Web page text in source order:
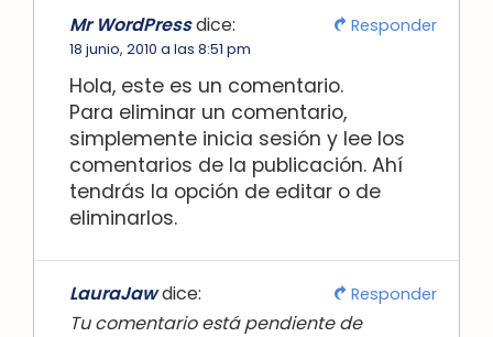
Mr WordPressdice:
18 junio, 2010 a las 8:51 pm
Hola, este es un comentario.
Para eliminar un comentario,
simplemente inicia sesión y lee los
comentarios de la publicación. Ahí
tendrás la opción de editar o de
eliminarlos.
Responder
LauraJawdice:
Tu comentario está pendiente de
Responder